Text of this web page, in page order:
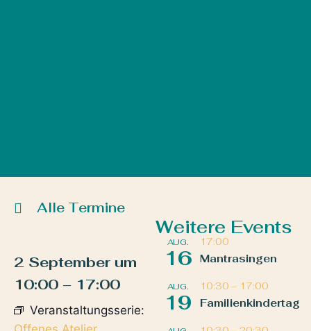
Alle Termine
2 September um
10:00 – 17:00
Veranstaltungsserie:
Weitere Events
AUG.
16
17:00
Mantrasingen
AUG.
19
10:30 – 17:00
Familienkindertag